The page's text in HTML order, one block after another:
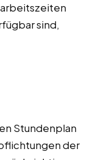
sind,
Stundenplan
der